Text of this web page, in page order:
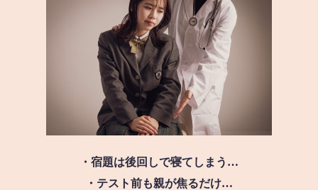
・宿題は後回しで寝てしまう…
・テスト前も親が焦るだけ…